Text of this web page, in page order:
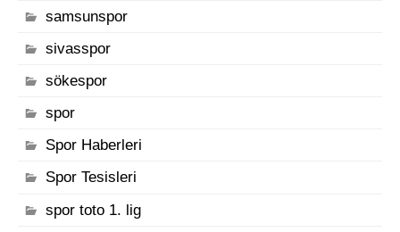
samsunspor
sivasspor
sökespor
spor
Spor Haberleri
Spor Tesisleri
spor toto 1. lig